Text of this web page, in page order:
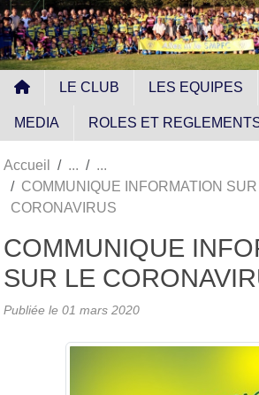
LE CLUB LES EQUIPES
MEDIA ROLES ET
Accueil
COMMUNIQUE INFORMATION
CORONAVIRUS
COMMUNIQUE
SUR LE
Publiée le 01 mars 2020
Panneau de gestion des cookies